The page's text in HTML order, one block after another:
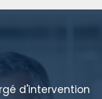
d'intervention